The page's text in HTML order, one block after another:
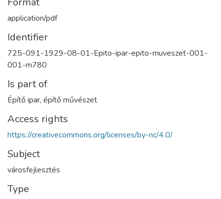
application/pdf
Identifier
725-091-1929-08-01-Epito-ipar-epito-muveszet-001-
001-m780
Is part of
Építő ipar, építő művészet
Access rights
https://creativecommons.org/licenses/by-nc/4.0/
Subject
városfejlesztés
Type